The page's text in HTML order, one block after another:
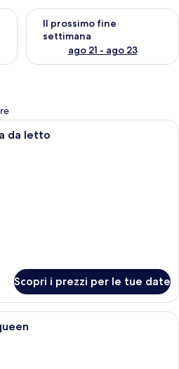
fine settimana, ago 14 -
Il prossimo fine
settimana
ago 21 - ago 23
Verifica la disponibilità per il
Una camera d'albergo con un letto
da letto
Scopri i prezzi per le tue date
Camera d'albergo con un letto